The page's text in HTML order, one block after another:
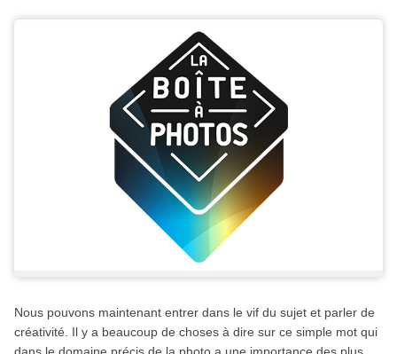
Nous pouvons maintenant entrer dans le vif du sujet et parler de
créativité. Il y a beaucoup de choses à dire sur ce simple mot qui